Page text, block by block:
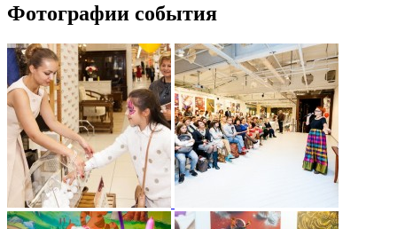
Фотографии события